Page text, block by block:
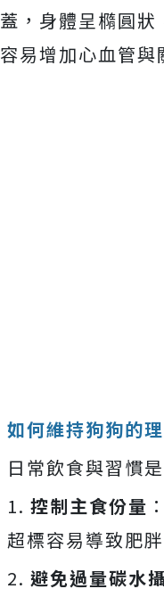
蓋，身體呈橢圓狀
容易增加心血管與
如何維持狗狗的
日常飲食與習慣
1. 控制主食份量
超標容易導致肥胖
2. 避免過量碳水